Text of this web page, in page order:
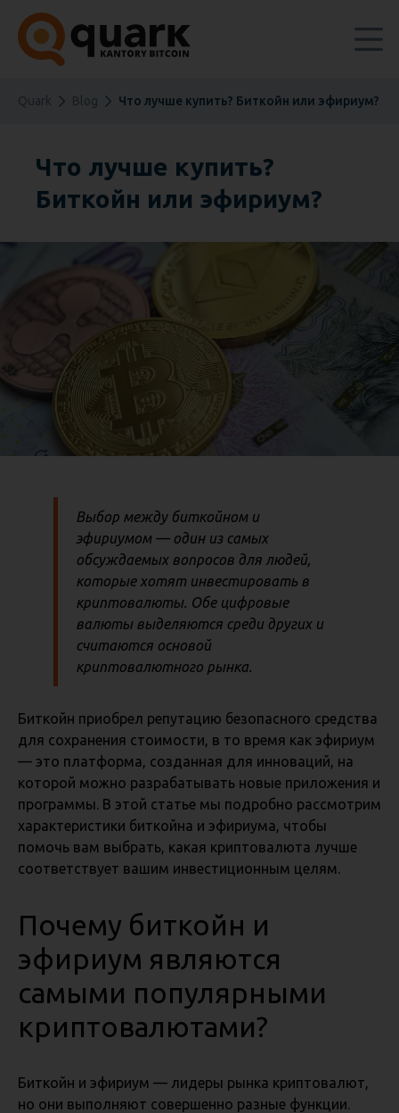
Что лучше купить? Биткойн или эфириум?
Что лучше купить?
Биткойн или эфириум?
Выбор между биткойном и
эфириумом — один из самых
обсуждаемых вопросов для людей,
которые хотят инвестировать в
криптовалюты. Обе цифровые
валюты выделяются среди других и
считаются основой
криптовалютного рынка.
Биткойн приобрел репутацию безопасного средства
для сохранения стоимости, в то время как эфириум
— это платформа, созданная для инноваций, на
которой можно разрабатывать новые приложения и
программы. В этой статье мы подробно рассмотрим
характеристики биткойна и эфириума, чтобы
помочь вам выбрать, какая криптовалюта лучше
соответствует вашим инвестиционным целям.
Почему биткойн и
эфириум являются
самыми популярными
криптовалютами?
Биткойн и эфириум — лидеры рынка криптовалют,
но они выполняют совершенно разные функции.